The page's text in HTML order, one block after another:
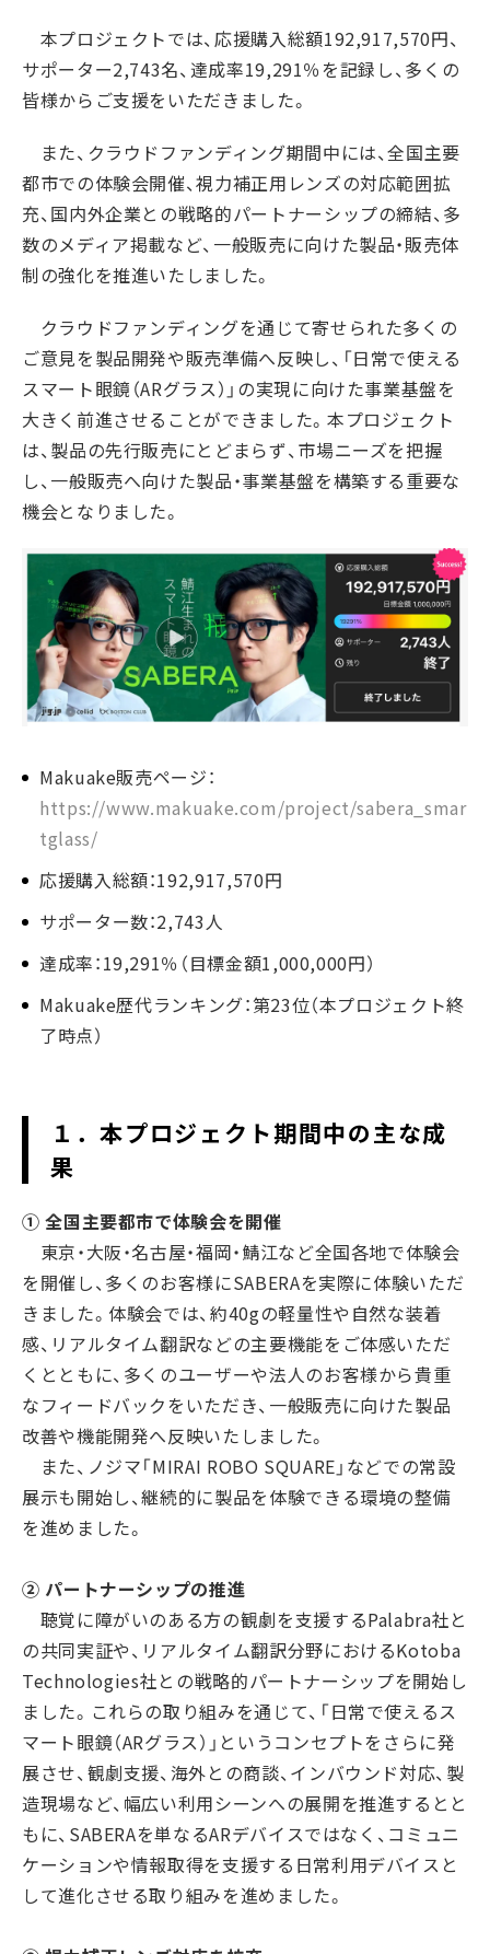
本プロジェクトでは、応援購入総額192,917,570円、
サポーター2,743名、達成率19,291％を記録し、多くの
皆様からご支援をいただきました。
また、クラウドファンディング期間中には、全国主要
都市での体験会開催、視力補正用レンズの対応範囲拡
充、国内外企業との戦略的パートナーシップの締結、多
数のメディア掲載など、一般販売に向けた製品・販売体
制の強化を推進いたしました。
クラウドファンディングを通じて寄せられた多くの
ご意見を製品開発や販売準備へ反映し、「日常で使える
スマート眼鏡（ARグラス）」の実現に向けた事業基盤を
大きく前進させることができました。本プロジェクト
は、製品の先行販売にとどまらず、市場ニーズを把握
し、一般販売へ向けた製品・事業基盤を構築する重要な
機会となりました。
Makuake販売ページ：
https://www.makuake.com/project/sabera_smar
tglass/
応援購入総額：192,917,570円
サポーター数：2,743人
達成率：19,291％（目標金額1,000,000円）
Makuake歴代ランキング：第23位（本プロジェクト終
了時点）
１．本プロジェクト期間中の主な成
果
① 全国主要都市で体験会を開催
東京・大阪・名古屋・福岡・鯖江など全国各地で体験会
を開催し、多くのお客様にSABERAを実際に体験いただ
きました。体験会では、約40gの軽量性や自然な装着
感、リアルタイム翻訳などの主要機能をご体感いただ
くとともに、多くのユーザーや法人のお客様から貴重
なフィードバックをいただき、一般販売に向けた製品
改善や機能開発へ反映いたしました。
また、ノジマ「MIRAI ROBO SQUARE」などでの常設
展示も開始し、継続的に製品を体験できる環境の整備
を進めました。
② パートナーシップの推進
聴覚に障がいのある方の観劇を支援するPalabra社と
の共同実証や、リアルタイム翻訳分野におけるKotoba
Technologies社との戦略的パートナーシップを開始し
ました。これらの取り組みを通じて、「日常で使えるス
マート眼鏡（ARグラス）」というコンセプトをさらに発
展させ、観劇支援、海外との商談、インバウンド対応、製
造現場など、幅広い利用シーンへの展開を推進するとと
もに、SABERAを単なるARデバイスではなく、コミュニ
ケーションや情報取得を支援する日常利用デバイスと
して進化させる取り組みを進めました。